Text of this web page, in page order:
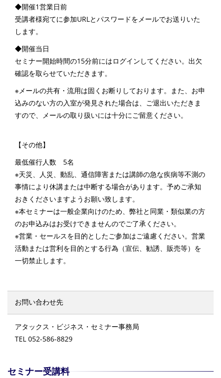
◆開催1営業日前
受講者様宛てに参加URLとパスワードをメールでお送りいた
します。
◆開催当日
セミナー開始時間の15分前にはログインしてください。出欠
確認を取らせていただきます。
※メールの共有・流用は固くお断りしております。また、お申
込みのない方の入室が発見された場合は、ご退出いただきま
すので、メールの取り扱いには十分にご留意ください。
【その他】
最低催行人数 5名
※天災、人災、動乱、通信障害または講師の急な疾病等不測の
事情により休講または中断する場合があります。予めご承知
おきくださいますようお願い致します。
※本セミナーは一般企業向けのため、弊社と同業・類似業の方
のお申込みはお受けできませんのでご了承ください。
※営業・セールスを目的としたご参加はご遠慮ください。営業
活動または営利を目的とする行為（宣伝、勧誘、販売等）を
一切禁止します。
お問い合わせ先
アタックス・ビジネス・セミナー事務局
TEL 052-586-8829
セミナー受講料